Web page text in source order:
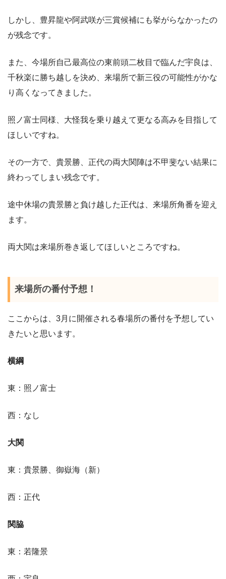
しかし、豊昇龍や阿武咲が三賞候補にも挙がらなかったの
が残念です。
また、今場所自己最高位の東前頭二枚目で臨んだ宇良は、
千秋楽に勝ち越しを決め、来場所で新三役の可能性がかな
り高くなってきました。
照ノ富士同様、大怪我を乗り越えて更なる高みを目指して
ほしいですね。
その一方で、貴景勝、正代の両大関陣は不甲斐ない結果に
終わってしまい残念です。
途中休場の貴景勝と負け越した正代は、来場所角番を迎え
ます。
両大関は来場所巻き返してほしいところですね。
来場所の番付予想！
ここからは、3月に開催される春場所の番付を予想してい
きたいと思います。
横綱
東：照ノ富士
西：なし
大関
東：貴景勝、御嶽海（新）
西：正代
関脇
東：若隆景